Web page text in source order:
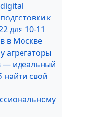
к
для 10-11
в Москве
агрегаторы
— идеальный
найти свой